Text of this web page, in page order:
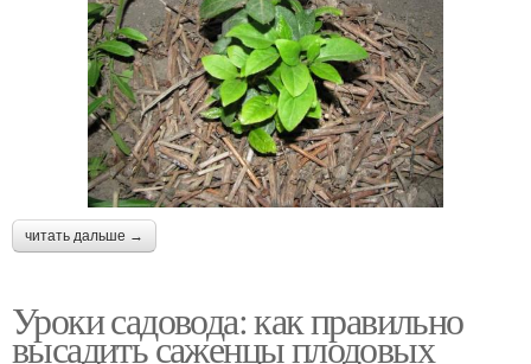
читать дальше →
Уроки садовода: как правильно
высадить саженцы плодовых